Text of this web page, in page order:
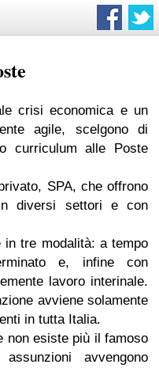
crisi economica e un
agile, scelgono di
curriculum alle Poste
SPA, che offrono
diversi settori e con
in tre modalità: a tempo
e, infine con
lavoro interinale.
avviene solamente
in tutta Italia.
non esiste più il famoso
avvengono